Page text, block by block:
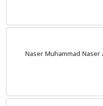
Naser Muhammad Naser